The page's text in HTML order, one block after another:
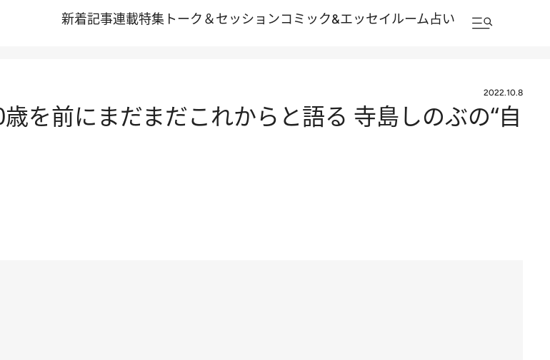
新着記事連載特集 トーク＆セッションコミック&エッセイルーム占い
2022.10.8
を前にまだまだこれからと語る 寺島しのぶの“自